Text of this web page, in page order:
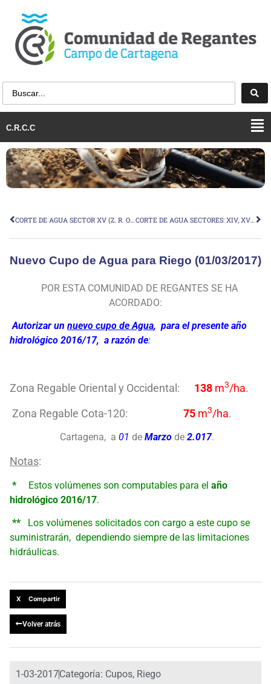
C.R.C.C
Nuevo Cupo de Agua para Riego (01/03/2017)
POR ESTA COMUNIDAD DE REGANTES SE HA
ACORDADO:
Autorizar un nuevo cupo de Agua, para el presente año
hidrológico 2016/17, a razón de:
Zona Regable Oriental y Occidental: 138 m3/ha.
Zona Regable Cota-120:
75 m3/ha.
Cartagena, a 01 de Marzode 2.017.
Notas:
* Estos volúmenes son computables para el año
hidrológico 2016/17.
** Los volúmenes solicitados con cargo a este cupo se
suministrarán, dependiendo siempre de las limitaciones
hidráulicas.
X Compartir
Volver atrás
1-03-2017Categoría: Cupos, Riego